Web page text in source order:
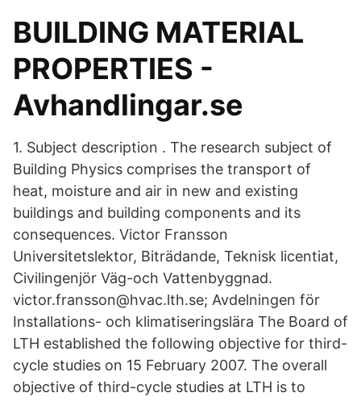
BUILDING MATERIAL
PROPERTIES -
Avhandlingar.se
1. Subject description . The research subject of
Building Physics comprises the transport of
heat, moisture and air in new and existing
buildings and building components and its
consequences. Victor Fransson
Universitetslektor, Biträdande, Teknisk licentiat,
Civilingenjör Väg-och Vattenbyggnad.
victor.fransson@hvac.lth.se; Avdelningen för
Installations- och klimatiseringslära The Board of
LTH established the following objective for third-
cycle studies on 15 February 2007. The overall
objective of third-cycle studies at LTH is to